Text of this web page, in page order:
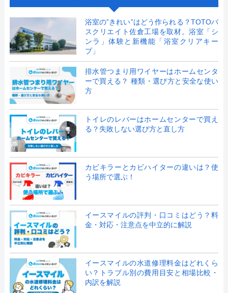
浴室の”きれい”はどう作られる？TOTOバ
スクリエイト佐倉工場を取材。浴室「シ
ンラ」体験と新機能「浴室クリアキー
プ」
排水管つまり用ワイヤーはホームセンタ
ーで買える？ 種類・選び方と安全な使い
方
トイレのレバーはホームセンターで買え
る？失敗しない選び方と直し方
カビキラーとカビハイターの違いは？使
う場所で選ぶ！
イースマイルの評判・口コミはどう？料
金・対応・注意点を中立的に解説
イースマイルの水道修理料金はどれくら
い？トラブル別の費用目安と相場比較・
内訳を解説